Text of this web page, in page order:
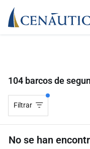
104 barcos de
Filtrar
No se han